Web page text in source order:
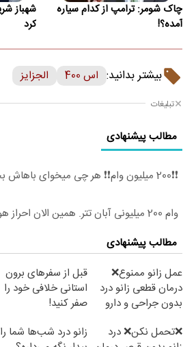
چاک شومر: ترامپ از کدام سیاره
آمده؟!
شهباز
کرد
بیشتر بدانید: اس 400 الجزایز
تبلیغات
مطالب پیشنهادی
❗❗200 میلیون وام❗❗ هر چی میخوای باهاش بخر!!
وام 200 میلیونی آبان تتر. همین الان احراز هویت کن!
مطالب پیشنهادی
عمل زانو ممنوع❌
درمان قطعی زانو درد
بدون جراحی و دارو
قبل از سفرهای برون
استانی خلافی خود را
صفر کنید!
❌تحمل نکن❌ درد
زانو درد شب‌ها شما را